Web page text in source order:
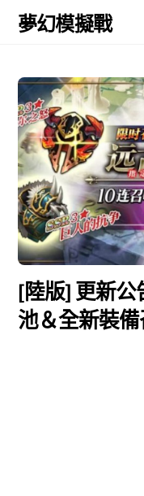
Skip
夢幻模擬戰
[陸版] 更新公
池＆全新裝